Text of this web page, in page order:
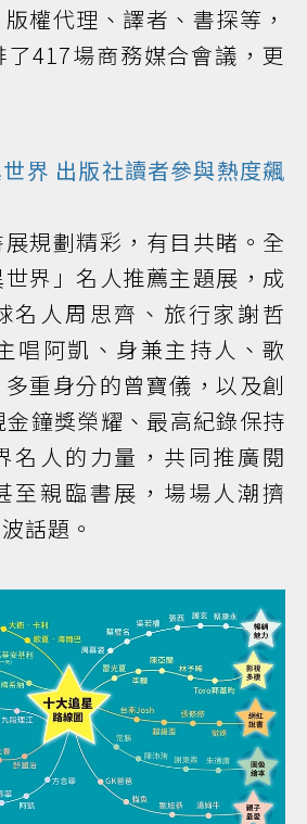
權代理、譯者、書探等，
417場商務媒合會議，更
界 出版社讀者參與熱度飆
規劃精彩，有目共睹。全
界」名人推薦主題展，成
名人周思齊、旅行家謝哲
唱阿凱、身兼主持人、歌
重身分的曾寶儀，以及創
鐘獎榮耀、最高紀錄保持
名人的力量，共同推廣閱
至親臨書展，場場人潮擠
話題。